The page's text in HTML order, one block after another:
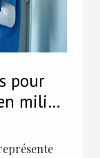
pour
milieu